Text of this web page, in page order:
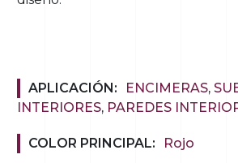
APLICACIÓN: ENCIMERAS,
INTERIORES, PAREDES
COLOR PRINCIPAL: Rojo